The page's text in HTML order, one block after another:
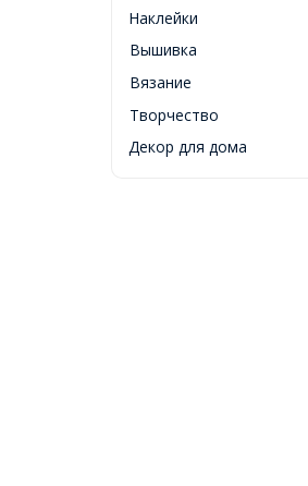
Наклейки
Вышивка
Вязание
Творчество
Декор для дома